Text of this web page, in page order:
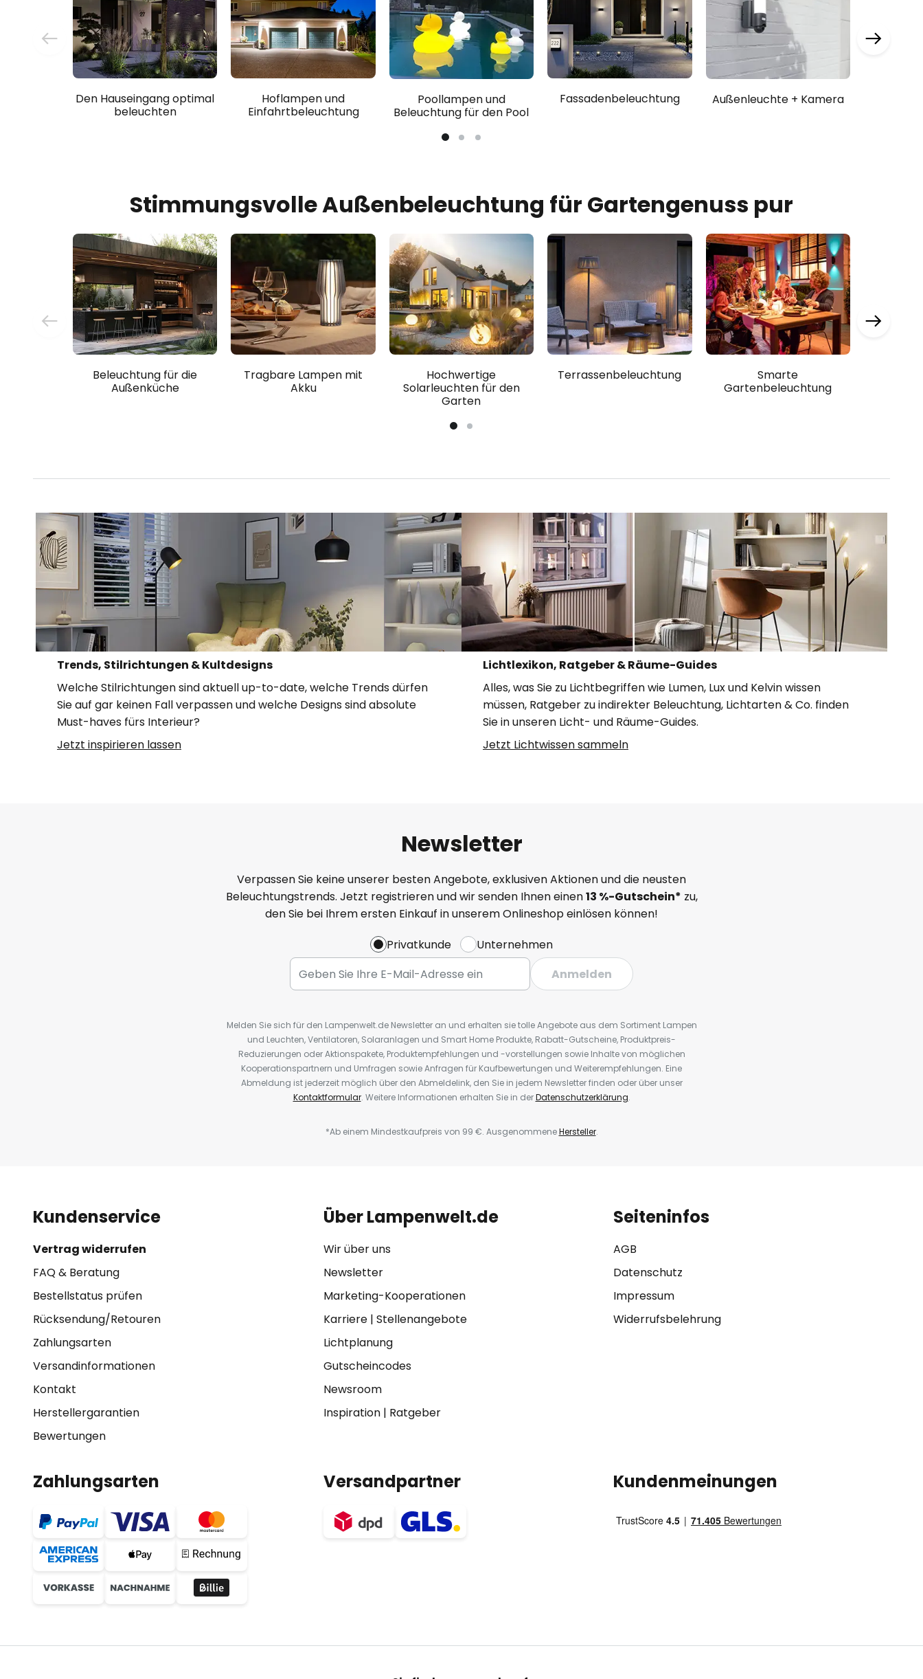
Den Hauseingang optimal
beleuchten
Hoflampen und
Einfahrtbeleuchtung
Poollampen und
Beleuchtung für den Pool
Fassadenbeleuchtung Außenleuchte + Kamera
Stimmungsvolle Außenbeleuchtung für Gartengenuss pur
Beleuchtung für die
Außenküche
Tragbare Lampen mit
Akku
Hochwertige
Solarleuchten für den
Garten
Terrassenbeleuchtung
Smarte
Gartenbeleuchtung
Trends, Stilrichtungen & Kultdesigns
Welche Stilrichtungen sind aktuell up-to-date, welche Trends dürfen
Sie auf gar keinen Fall verpassen und welche Designs sind absolute
Must-haves fürs Interieur?
Jetzt inspirieren lassen
Lichtlexikon, Ratgeber & Räume-Guides
Alles, was Sie zu Lichtbegriffen wie Lumen, Lux und Kelvin wissen
müssen, Ratgeber zu indirekter Beleuchtung, Lichtarten & Co. finden
Sie in unseren Licht- und Räume-Guides.
Jetzt Lichtwissen sammeln
Newsletter
Verpassen Sie keine unserer besten Angebote, exklusiven Aktionen und die neusten
Beleuchtungstrends. Jetzt registrieren und wir senden Ihnen einen13 %-Gutschein* zu,
den Sie bei Ihrem ersten Einkauf in unserem Onlineshop einlösen können!
Privatkunde
Unternehmen
Anmelden
Melden Sie sich für den Lampenwelt.de Newsletter an und erhalten sie tolle Angebote aus dem Sortiment Lampen
und Leuchten, Ventilatoren, Solaranlagen und Smart Home Produkte, Rabatt-Gutscheine, Produktpreis-
Reduzierungen oder Aktionspakete, Produktempfehlungen und -vorstellungen sowie Inhalte von möglichen
Kooperationspartnern und Umfragen sowie Anfragen für Kaufbewertungen und Weiterempfehlungen. Eine
Abmeldung ist jederzeit möglich über den Abmeldelink, den Sie in jedem Newsletter finden oder über unser
Kontaktformular. Weitere Informationen erhalten Sie in derDatenschutzerklärung.
*Ab einem Mindestkaufpreis von 99 €. AusgenommeneHersteller.
Kundenservice
Vertrag widerrufen
FAQ & Beratung
Bestellstatus prüfen
Rücksendung/Retouren
Zahlungsarten
Versandinformationen
Kontakt
Herstellergarantien
Bewertungen
Über Lampenwelt.de
Wir über uns
Newsletter
Marketing-Kooperationen
Karriere| Stellenangebote
Lichtplanung
Gutscheincodes
Newsroom
Inspiration| Ratgeber
Seiteninfos
AGB
Datenschutz
Impressum
Widerrufsbelehrung
Zahlungsarten Versandpartner Kundenmeinungen